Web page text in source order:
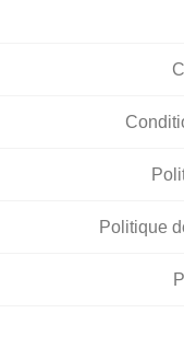
Politique